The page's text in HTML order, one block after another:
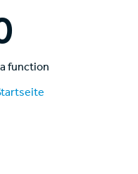
function